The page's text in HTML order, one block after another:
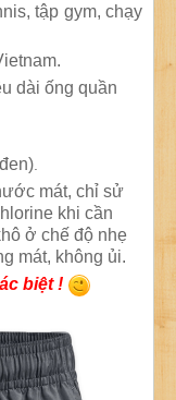
tập gym, chạy
dài ống quần
mát, chỉ sử
khi cần
ở chế độ nhẹ
mát, không ủi.
biệt !